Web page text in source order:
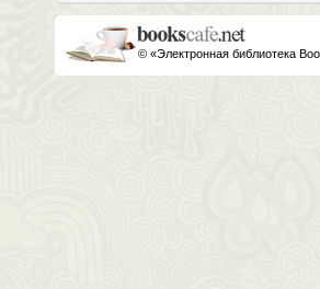
© «Электронная библиотека